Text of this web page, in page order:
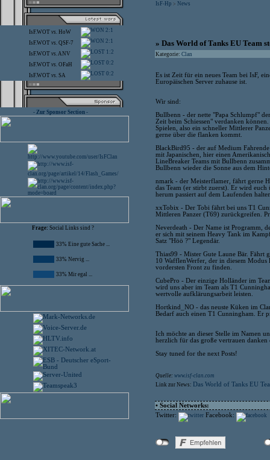
IsF.WOT vs. HoW 2:1
IsF.WOT vs. QSF-7 2:1
IsF.WOT vs.ANV 1:2
IsF.WOT vs. OFaH 0:2
IsF.WOT vs. SA 0:2
- Zur Sponsor Section -
Frage: Social Links sind ?
33% Eine gute Sache ...
33% Nervig ...
33% Mir egal ...
IsF-Hp > News
» Das World of Tanks EU Team
Kategorie: Clan
Es ist Zeit für ein neues Team bei IsF,
Europäischen Server zuhause ist.
Wir sind:
Bullbenn - der nette "Papa Schlumpf"
Zeit beim Schiessen" verdanken
Spielen, also ein schneller Mittlerer
gerne über die flanken kommt.
BlackBird95 - der auf Medium
mit Japanischen, hier einen
LineBreaker Teams mit Bullbenn
Bullbenn wieder die Sonne aus dem
nmark - der Meisterflamer, fährt gerne
das Team (er stirbt zuerst). Er wird euch
herum passiert auf dem Laufenden
xxTobix - Der Tobi fährt bei uns T1
Mittleren Panzer (T69) zurückgreifen.
Neverdeath - Der Name ist Programm,
er sich mit seinem Heavy Tank im
Satz "Höö ?" Legendär.
Thias99 - Mister Gute Laune Bär. Fährt
10 WafflenWerfer, der in diesem
vordersten Front zu finden.
CubePro - Der einzige Holländer im
wird uns aber im Team als T1
wertvolle aufklärungsarbeit leisten.
Hortkind_NO - das neuste Küken im
Bedarf auch einen T1 Cunningham. Er
Ich möchte an dieser Stelle im Namen
herzlich für das große vertrauen danken
Stay tuned for the next Posts!
Quelle: www.isf-clan.com
Link zur News: Das World of Tanks EU
• Social Networks:
Twitter:
Facebook: